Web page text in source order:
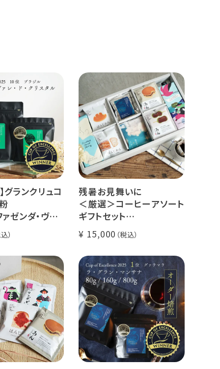
グランクリュコ
ゼンダ・ヴァ
カイ・アス
チュラル
り
Fazenda
残暑お見舞いに
＜厳選＞コーヒーアソート
ギフトセット
リキッドコーヒー 2本 + ド
リップコーヒー 10種30杯
クラッシュドデカフェゼリ
ー カリビアントレジャーブ
レンド
グランクリュ スペシャルテ
ィ
15,000